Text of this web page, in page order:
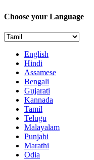
Choose your Language
English
Hindi
Assamese
Bengali
Gujarati
Kannada
Tamil
Telugu
Malayalam
Punjabi
Marathi
Odia